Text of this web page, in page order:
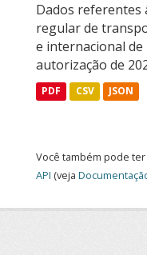
Dados referentes
regular de
e internacional
autorização de
PDF CSV JSON
Você também pode
API (veja